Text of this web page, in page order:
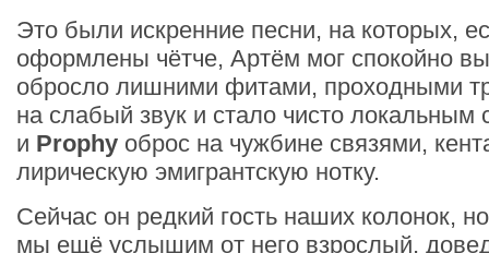
Это были искренние песни, на которых,
оформлены чётче, Артём мог спокойно
обросло лишними фитами, проходными
на слабый звук и стало чисто локальным
и Prophy оброс на чужбине связями,
лирическую эмигрантскую нотку.
Сейчас он редкий гость наших колонок,
мы ещё услышим от него взрослый,